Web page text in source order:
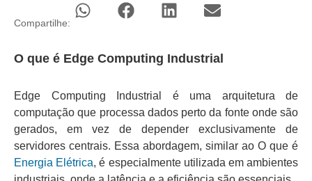
Compartilhe:
O que é Edge Computing Industrial
Edge Computing Industrial é uma arquitetura de
computação que processa dados perto da fonte onde são
gerados, em vez de depender exclusivamente de
servidores centrais. Essa abordagem, similar ao O que é
Energia Elétrica, é especialmente utilizada em ambientes